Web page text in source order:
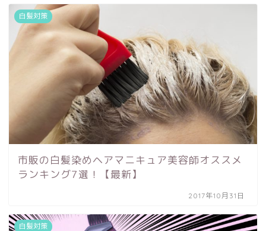
白髪対策
市販の白髪染めヘアマニキュア美容師オススメ
ランキング7選！【最新】
2017年10月31日
白髪対策